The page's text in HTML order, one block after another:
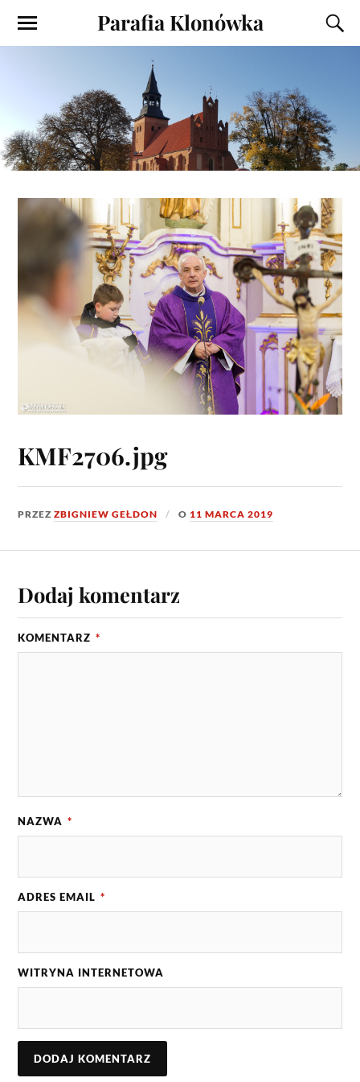
Parafia Klonówka
KMF2706.jpg
PRZEZZBIGNIEW GEŁDON O 11 MARCA 2019
Dodaj komentarz
KOMENTARZ *
NAZWA *
ADRES EMAIL *
WITRYNA INTERNETOWA